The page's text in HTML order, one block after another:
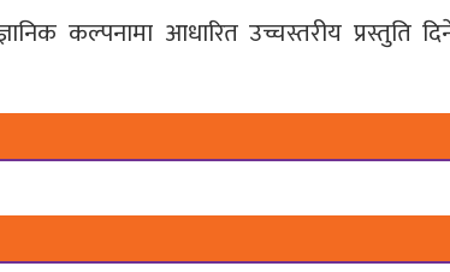
कल्पनामा आधारित उच्चस्तरीय प्रस्तुति